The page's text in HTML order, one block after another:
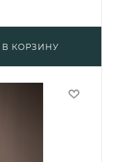
В КОРЗИНУ